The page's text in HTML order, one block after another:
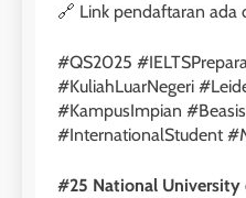
🔗 Link pendaftaran ada
#QS2025
#KuliahLuarNegeri
#KampusImpian
#InternationalStudent
#25 National University